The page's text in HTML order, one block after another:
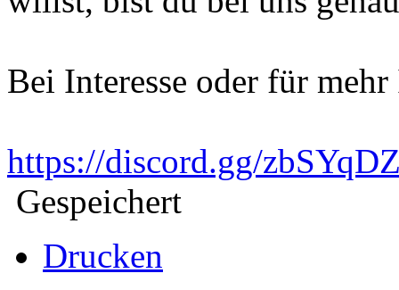
Bei Interesse oder für
https://discord.gg/
Gespeichert
Drucken